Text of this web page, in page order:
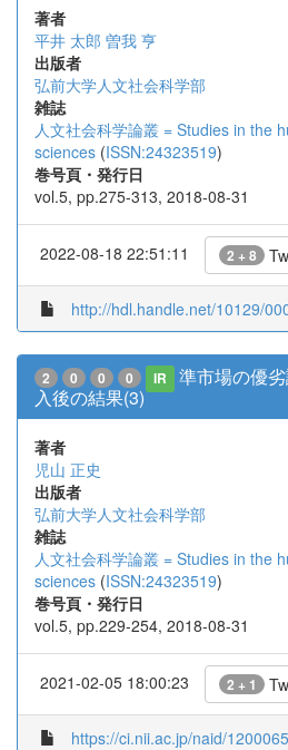
著者
平井 太郎 曽我 亨
出版者
弘前大学人文社会科学部
雑誌
人文社会科学論叢 = Studies in the
sciences (ISSN:24323519)
巻号頁・発行日
vol.5, pp.275-313, 2018-08-31
2022-08-18 22:51:11 2 + 8
http://hdl.handle.net/10129/
2 0 0 0 IR
準市場の優
入後の結果(3)
著者
児山 正史
出版者
弘前大学人文社会科学部
雑誌
人文社会科学論叢 = Studies in the
sciences (ISSN:24323519)
巻号頁・発行日
vol.5, pp.229-254, 2018-08-31
2021-02-05 18:00:23 2 + 1
https://ci.nii.ac.jp/naid/